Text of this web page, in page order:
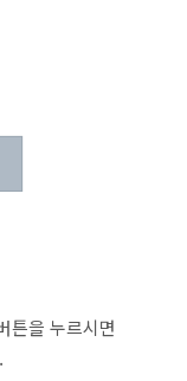
튼을 누르시면